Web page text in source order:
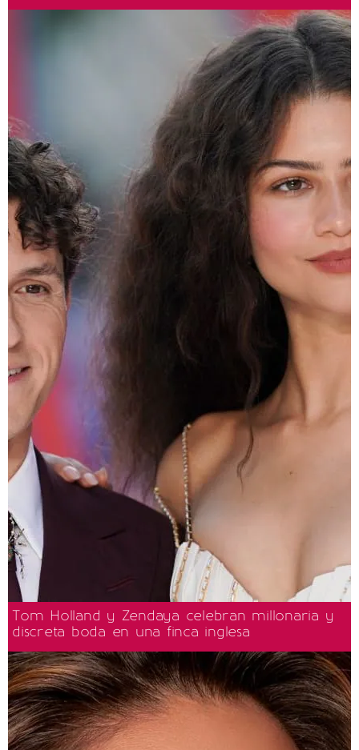
Tom Holland y Zendaya celebran millonaria y
discreta boda en una finca inglesa